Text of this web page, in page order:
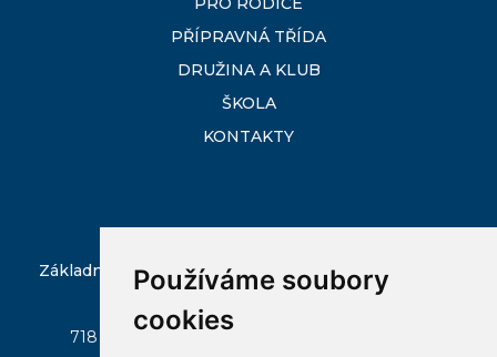
Používáme soubory
cookies
PŘÍPRAVNÁ TŘÍDA
DRUŽINA A KLUB
ŠKOLA
KONTAKTY
Základní škola Ostrava-Slezská Ostrava, Škrobálkova
718 00 Ostrava - Kunčičky, Škrobálkova 51/300